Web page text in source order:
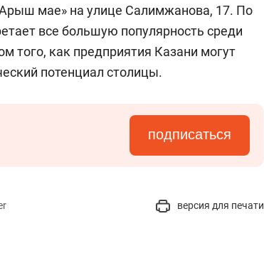
мае» на улице Салимжанова, 17. По
все большую популярность среди
того, как предприятия Казани могут
потенциал столицы.
подписаться
версия для печати